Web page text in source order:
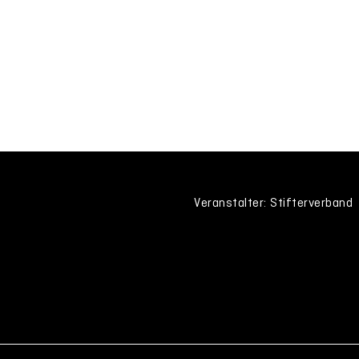
Veranstalter: Stifterverband